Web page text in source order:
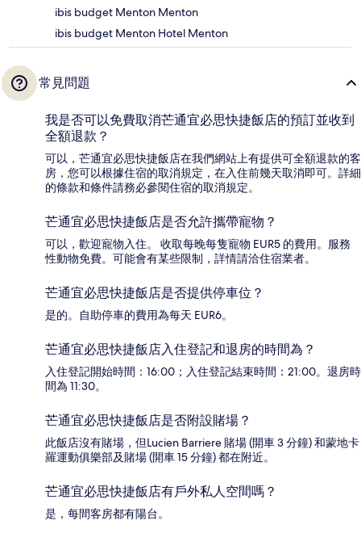
ibis budget Menton Menton
ibis budget Menton Hotel Menton
常見問題
我是否可以免費取消芒通宜必思快捷飯店的預訂並收到
全額退款？
可以，芒通宜必思快捷飯店在我們網站上有提供可全額退款的客
房，您可以根據住宿的取消規定，在入住前幾天取消即可。詳細
的條款和條件請務必參閱住宿的取消規定。
芒通宜必思快捷飯店是否允許攜帶寵物？
可以，歡迎寵物入住。 收取每晚每隻寵物 EUR5 的費用。服務
性動物免費。可能會有某些限制，詳情請洽住宿業者。
芒通宜必思快捷飯店是否提供停車位？
是的。自助停車的費用為每天 EUR6。
芒通宜必思快捷飯店入住登記和退房的時間為？
入住登記開始時間：16:00；入住登記結束時間：21:00。退房時
間為 11:30。
芒通宜必思快捷飯店是否附設賭場？
此飯店沒有賭場，但Lucien Barriere 賭場 (開車 3 分鐘) 和蒙地卡
羅運動俱樂部及賭場 (開車 15 分鐘) 都在附近。
芒通宜必思快捷飯店有戶外私人空間嗎？
是，每間客房都有陽台。